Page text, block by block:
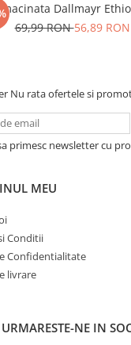
macinata Dallmayr
69,99 RON56,89 RON
Nu rata ofertele si
primesc newsletter cu
MEU
Conditii
Confidentialitate
livrare
URMARESTE-NE IN